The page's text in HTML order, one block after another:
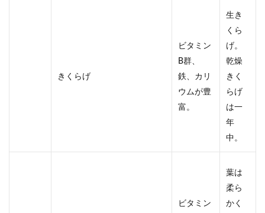
きくらげ
ビタミン
B群、
鉄、カリ
ウムが豊
富。
生き
くら
げ。
乾燥
きく
らげ
は一
年
中。
ビタミン
葉は
柔ら
かく